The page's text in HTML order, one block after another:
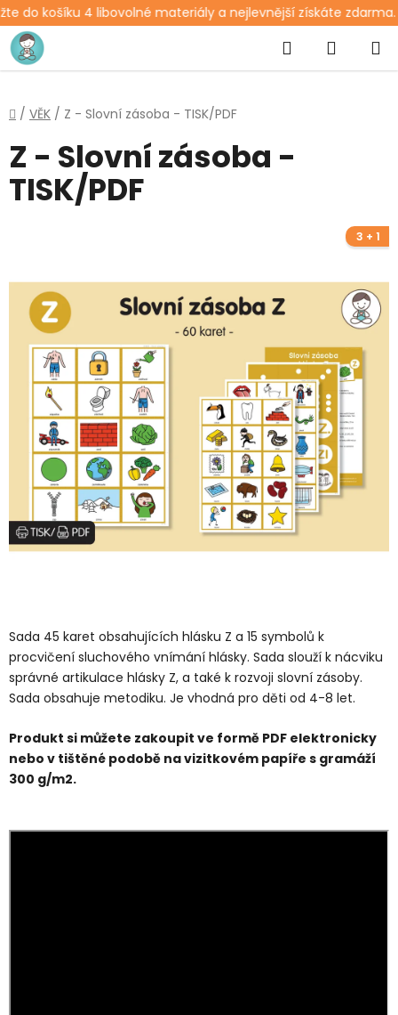
do košíku 4 libovolné materiály a nejlevnější získáte zdarma.
Přejít
na
obsah
Hledat
KOŠÍK
Domů
/ VĚK / Z - Slovní zásoba - TISK/PDF
Sada 45 karet obsahujících hlásku Z a 15 symbolů k
procvičení sluchového vnímání hlásky. Sada slouží k nácviku
správné artikulace hlásky Z, a také k rozvoji slovní zásoby.
Sada obsahuje metodiku. Je vhodná pro děti od 4-8 let.
Produkt si můžete zakoupit ve formě PDF elektronicky
nebo v tištěné podobě na vizitkovém papíře s gramáží
300 g/m2.
Z - Slovní zásoba -
TISK/PDF
3 + 1